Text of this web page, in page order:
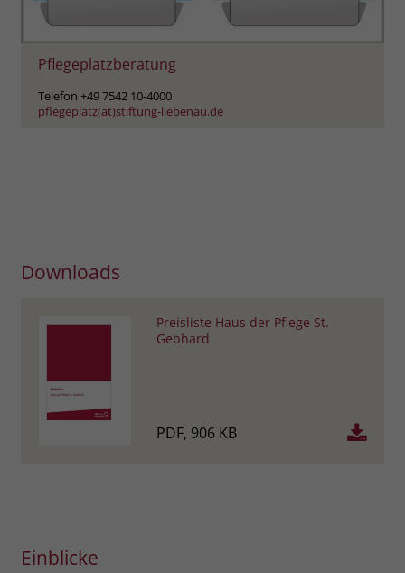
Pflegeplatzberatung
Telefon +49 7542 10-4000
pflegeplatz(at)stiftung-liebenau.de
Downloads
Preisliste Haus der Pflege St.
Gebhard
PDF, 906 KB
Einblicke